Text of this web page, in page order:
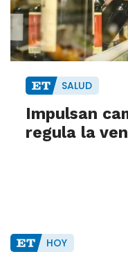
SALUD
Impulsan
regula la
HOY